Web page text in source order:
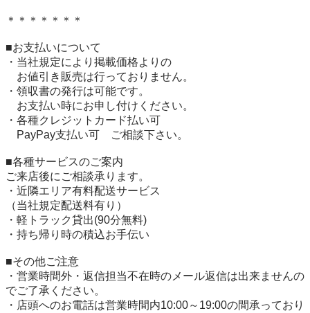
＊＊＊＊＊＊＊
■お支払いについて
・当社規定により掲載価格よりの
お値引き販売は行っておりません。
・領収書の発行は可能です。
お支払い時にお申し付けください。
・各種クレジットカード払い可
PayPay支払い可　ご相談下さい。
■各種サービスのご案内
ご来店後にご相談承ります。
・近隣エリア有料配送サービス
（当社規定配送料有り）
・軽トラック貸出(90分無料)
・持ち帰り時の積込お手伝い
■その他ご注意
・営業時間外・返信担当不在時のメール返信は出来ませんの
でご了承ください。
・店頭へのお電話は営業時間内10:00～19:00の間承っており